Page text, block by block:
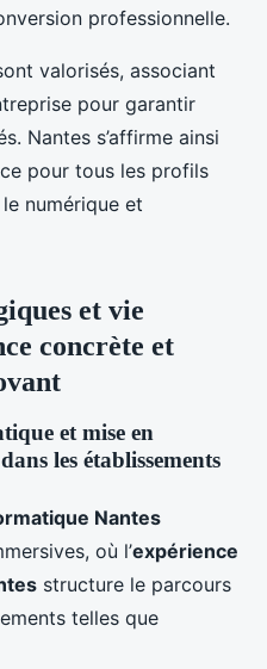
professionnelle.
valorisés, associant
pour garantir
Nantes s’affirme ainsi
pour tous les profils
numérique et
et vie
concrète et
et mise en
les établissements
Nantes
où l’expérience
structure le parcours
telles que